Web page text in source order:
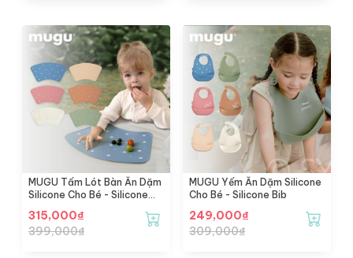
MUGU Tấm Lót Bàn Ăn Dặm
Silicone Cho Bé - Silicone
315,000₫
399,000₫
MUGU Yếm Ăn Dặm Silicone
Cho Bé - Silicone Bib
249,000₫
309,000₫